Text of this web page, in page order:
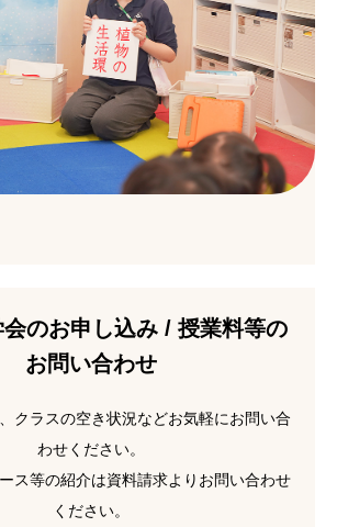
のお申し込み / 授業料等の
お問い合わせ
クラスの空き状況などお気軽にお問い合
わせください。
ス等の紹介は資料請求よりお問い合わせ
ください。